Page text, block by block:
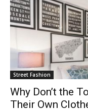
Street Fashion
Why Don’t the
Their Own